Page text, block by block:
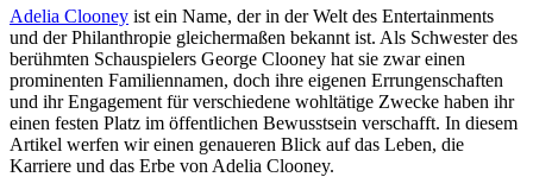
Adelia Clooney ist ein Name, der in der Welt des Entertainments
und der Philanthropie gleichermaßen bekannt ist. Als Schwester des
berühmten Schauspielers George Clooney hat sie zwar einen
prominenten Familiennamen, doch ihre eigenen Errungenschaften
und ihr Engagement für verschiedene wohltätige Zwecke haben ihr
einen festen Platz im öffentlichen Bewusstsein verschafft. In diesem
Artikel werfen wir einen genaueren Blick auf das Leben, die
Karriere und das Erbe von Adelia Clooney.